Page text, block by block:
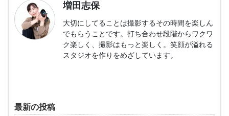
増田志保
大切にしてることは撮影するその時間を楽しん
でもらうことです。打ち合わせ段階からワクワ
ク楽しく、撮影はもっと楽しく。笑顔が溢れる
スタジオを作りをめざしています。
最新の投稿